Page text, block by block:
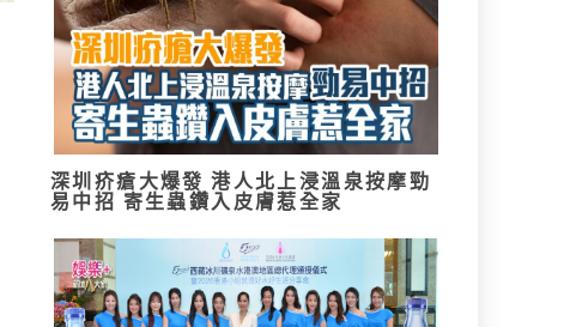
深圳疥瘡大爆發 港人北上浸溫泉按摩勁
易中招 寄生蟲鑽入皮膚惹全家